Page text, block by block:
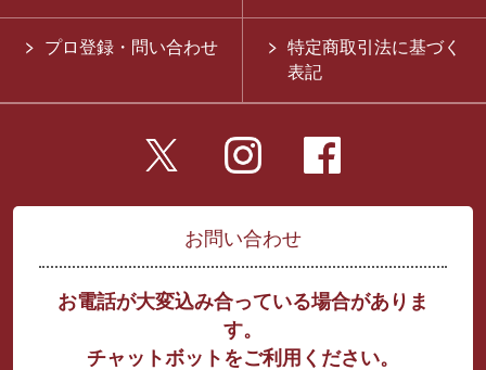
プロ登録・問い合わせ
特定商取引法に基づく
表記
お問い合わせ
お電話が大変込み合っている場合がありま
す。
チャットボットをご利用ください。